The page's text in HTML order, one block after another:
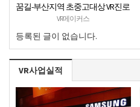
꿈길-부산지역 초중고대상 VR진로
직업체험 + VR안전교육 프로그램
운영공고
VR메이커스
등록된 글이 없습니다.
VR사업실적